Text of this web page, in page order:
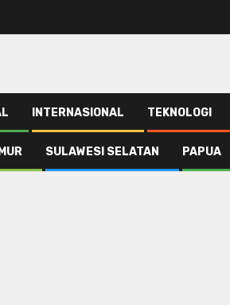
INTERNASIONAL TEKNOLOGI
SULAWESI SELATAN PAPUA